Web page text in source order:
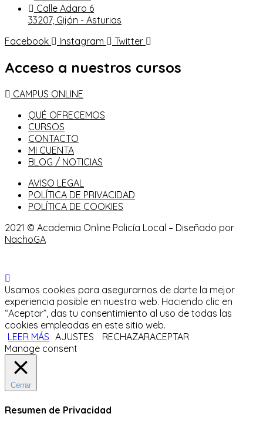
Calle Adaro 6
33207, Gijón - Asturias
Facebook
Instagram Twitter
Acceso a nuestros cursos
CAMPUS ONLINE
QUÉ OFRECEMOS
CURSOS
CONTACTO
MI CUENTA
BLOG / NOTICIAS
AVISO LEGAL
POLÍTICA DE PRIVACIDAD
POLÍTICA DE COOKIES
2021 © Academia Online Policía Local – Diseñado por
NachoGA
Usamos cookies para asegurarnos de darte la mejor
experiencia posible en nuestra web. Haciendo clic en
“Aceptar”, das tu consentimiento al uso de todas las
cookies empleadas en este sitio web.
LEER MÁS AJUSTES RECHAZARACEPTAR
Manage consent
Cerrar
Resumen de Privacidad